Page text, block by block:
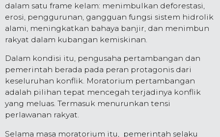
dalam satu frame kelam: menimbulkan deforestasi,
erosi, penggurunan, gangguan fungsi sistem hidrolik
alami, meningkatkan bahaya banjir, dan menimbun
rakyat dalam kubangan kemiskinan.
Dalam kondisi itu, pengusaha pertambangan dan
pemerintah berada pada peran protagonis dari
keseluruhan konflik. Moratorium pertambangan
adalah pilihan tepat mencegah terjadinya konflik
yang meluas. Termasuk menurunkan tensi
perlawanan rakyat.
Selama masa moratorium itu, pemerintah selaku